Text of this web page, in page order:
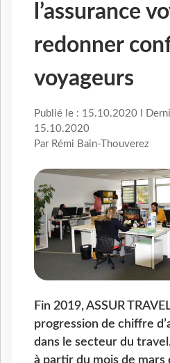
l’assurance
redonner
voyageurs
Publié le : 15.10.2020 I
15.10.2020
Par Rémi Bain-Thouverez
Fin 2019, ASSUR
progression de chiffre
dans le secteur du
à partir du mois de